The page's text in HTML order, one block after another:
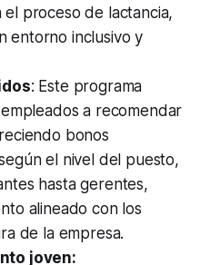
proceso de lactancia,
entorno inclusivo y
: Este programa
a recomendar
bonos
el nivel del puesto,
hasta gerentes,
alineado con los
de la empresa.
joven: